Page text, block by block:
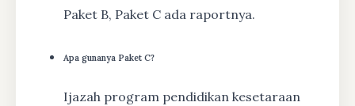
Paket B, Paket C ada raportnya.
Apa gunanya Paket C?
Ijazah program pendidikan kesetaraan